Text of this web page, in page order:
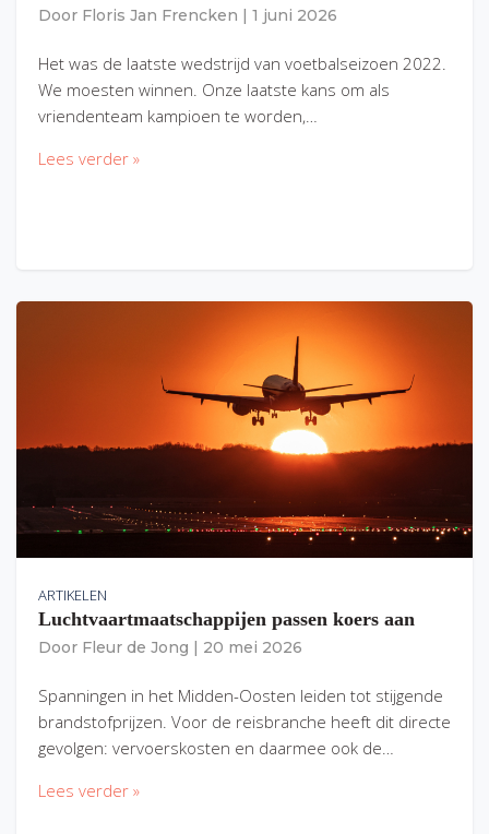
Door Floris Jan Frencken 1 juni 2026
Het was de laatste wedstrijd van voetbalseizoen 2022.
We moesten winnen. Onze laatste kans om als
vriendenteam kampioen te worden,…
Lees verder »
ARTIKELEN
Luchtvaartmaatschappijen passen koers aan
Door Fleur de Jong 20 mei 2026
Spanningen in het Midden-Oosten leiden tot stijgende
brandstofprijzen. Voor de reisbranche heeft dit directe
gevolgen: vervoerskosten en daarmee ook de…
Lees verder »